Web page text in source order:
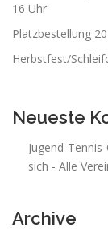
16 Uhr
Platzbestellung
Herbstfest/
Neueste
Jugend-
sich - Alle
Archive